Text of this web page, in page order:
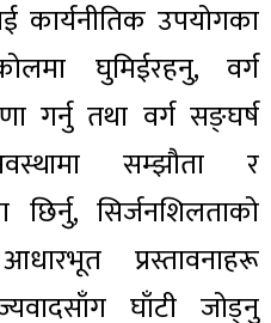
कार्यनीतिक उपयोगका
घुमिईरहनु, वर्ग
गर्नु तथा वर्ग सङ्घर्ष
सम्झौता र
सिर्जनशिलताको
प्रस्तावनाहरू
घाँटी जोड्नु